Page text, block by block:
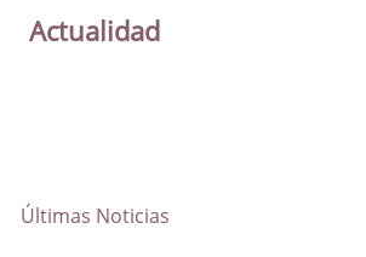
Actualidad
Últimas Noticias